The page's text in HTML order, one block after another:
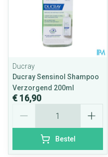
Ducray
Ducray Sensinol Shampoo
Verzorgend 200ml
€ 16,90
Bestel